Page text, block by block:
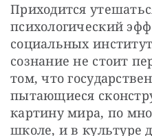
Приходится
психологический
социальных
сознание не стоит
том, что
пытающиеся
картину мира, по
школе, и в культуре